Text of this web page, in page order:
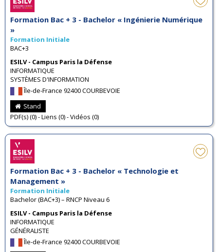
Formation Bac + 3 - Bachelor « Ingénierie Numérique
»
Formation Initiale
BAC+3
ESILV - Campus Paris la Défense
INFORMATIQUE
SYSTÈMES D'INFORMATION
Île-de-France 92400 COURBEVOIE
Stand
PDF(s) (0) - Liens (0) - Vidéos (0)
Formation Bac + 3 - Bachelor « Technologie et
Management »
Formation Initiale
Bachelor (BAC+3) – RNCP Niveau 6
ESILV - Campus Paris la Défense
INFORMATIQUE
GÉNÉRALISTE
Île-de-France 92400 COURBEVOIE